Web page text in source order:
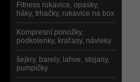
Fitness rukavice, opasky,
háky, trhačky, rukavice na box
Kompresní ponožky,
podkolenky, kraťasy, návleky
šejkry, barely, lahve, stojany,
pumpičky